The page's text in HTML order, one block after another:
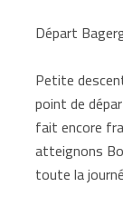
Départ
Petite
point de
fait encore
atteignons
toute la